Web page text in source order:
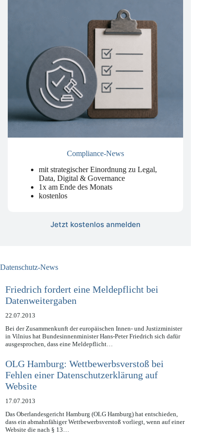
mit strategischer Einordnung zu Legal,
Data, Digital & Governance
1x am Ende des Monats
Friedrich fordert eine Meldepflicht bei
Datenweitergaben
22.07.2013
Bei der Zusammenkunft der europäischen Innen- und Justizminister
in Vilnius hat Bundesinnenminister Hans-Peter Friedrich sich dafür
OLG Hamburg: Wettbewerbsverstoß bei
Fehlen einer Datenschutzerklärung auf
Website
17.07.2013
Das Oberlandesgericht Hamburg (OLG Hamburg) hat entschieden,
dass ein abmahnfähiger Wettbewerbsverstoß vorliegt, wenn auf einer